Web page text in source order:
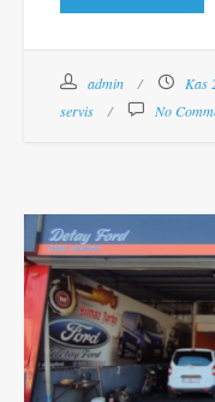
admin Kas
servis
No